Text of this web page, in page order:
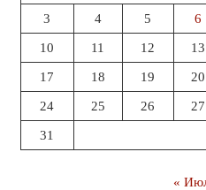
3 4 5 6
10 11 12 13
17 18 19 20
24 25 26 27
31
«